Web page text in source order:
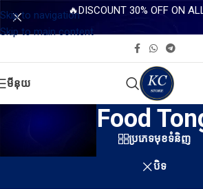
Skip to navigation
Skip to main content
🔥DISCOUNT 30% OFF ON
មីនុយ
Food
ប្រភេទមុខទំនិញ
បិទ